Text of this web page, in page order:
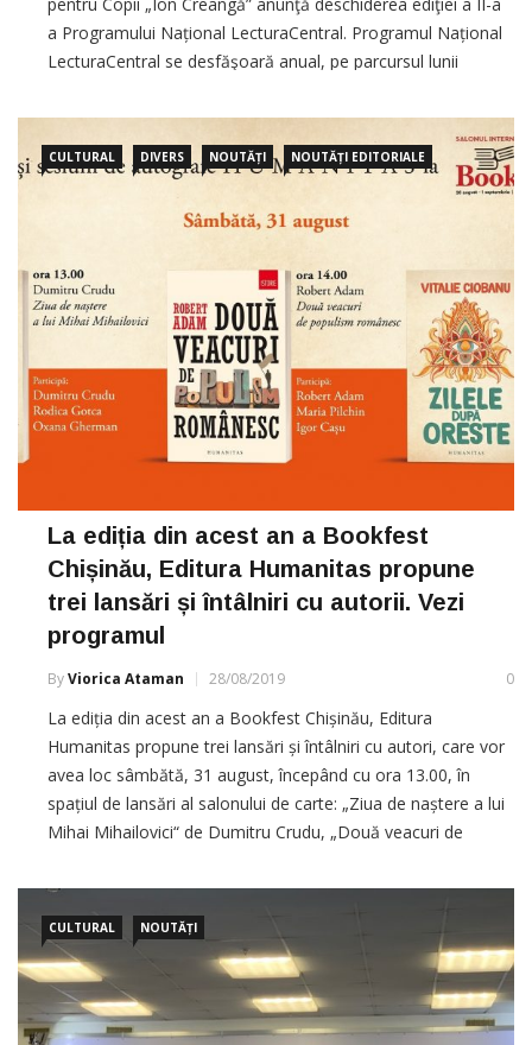
a Programului Național LecturaCentral. Programul Național
LecturaCentral se desfăşoară anual, pe parcursul lunii
bibliotecilor, comunităților pentru
CULTURAL DIVERS NOUTĂȚI NOUTĂȚI EDITORIALE
La ediția din acest an a Bookfest
Chișinău, Editura Humanitas propune
trei lansări și întâlniri cu autorii. Vezi
programul
ByViorica Ataman 28/08/2019 0
La ediția din acest an a Bookfest Chișinău, Editura
Humanitas propune trei lansări și întâlniri cu autori, care vor
avea loc sâmbătă, 31 august, începând cu ora 13.00, în
spațiul de lansări al salonului de carte: „Ziua de naștere a lui
Mihai Mihailovici“ de Dumitru Crudu, „Două veacuri de
CULTURAL NOUTĂȚI